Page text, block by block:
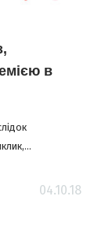
в
04.10.18